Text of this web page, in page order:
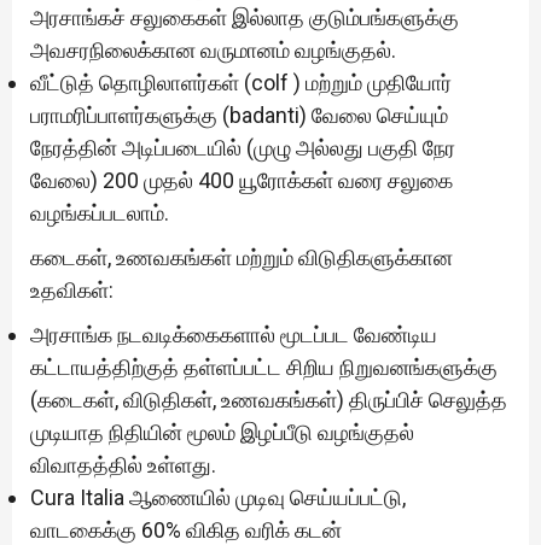
அரசாங்கச் சலுகைகள் இல்லாத குடும்பங்களுக்கு
அவசரநிலைக்கான வருமானம் வழங்குதல்.
வீட்டுத் தொழிலாளர்கள் (colf ) மற்றும் முதியோர்
பராமரிப்பாளர்களுக்கு (badanti) வேலை செய்யும்
நேரத்தின் அடிப்படையில் (முழு அல்லது பகுதி நேர
வேலை) 200 முதல் 400 யூரோக்கள் வரை சலுகை
வழங்கப்படலாம்.
கடைகள், உணவகங்கள் மற்றும் விடுதிகளுக்கான
உதவிகள்:
அரசாங்க நடவடிக்கைகளால் மூடப்பட வேண்டிய
கட்டாயத்திற்குத் தள்ளப்பட்ட சிறிய நிறுவனங்களுக்கு
(கடைகள், விடுதிகள், உணவகங்கள்) திருப்பிச் செலுத்த
முடியாத நிதியின் மூலம் இழப்பீடு வழங்குதல்
விவாதத்தில் உள்ளது.
Cura Italia ஆணையில் முடிவு செய்யப்பட்டு,
வாடகைக்கு 60% விகித வரிக் கடன்